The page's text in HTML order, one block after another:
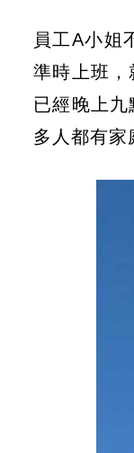
員工A小姐
準時上班，
已經晚上
多人都有家